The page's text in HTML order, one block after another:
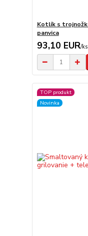
Kotlík s
panvica
93,10 EUR/ks
TOP produkt
Novinka